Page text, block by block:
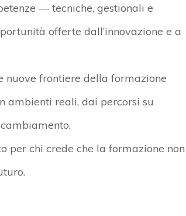
— tecniche, gestionali e
offerte dall’innovazione e a
nuove frontiere della formazione
ambienti reali, dai percorsi su
per chi crede che la formazione non